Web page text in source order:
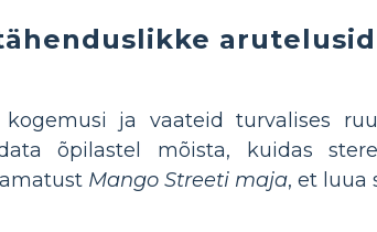
ja vaateid turvalises
õpilastel mõista, kuidas
Mango Streeti maja, et luua